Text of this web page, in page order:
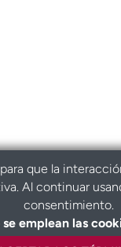
que la
Al continuar
consentimiento.
emplean las